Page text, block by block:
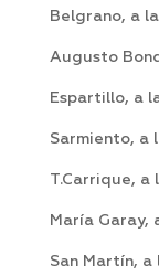
Belgrano, a
Augusto
Espartillo, a
Sarmiento, a
T.Carrique, a
María Garay,
San Martín, a